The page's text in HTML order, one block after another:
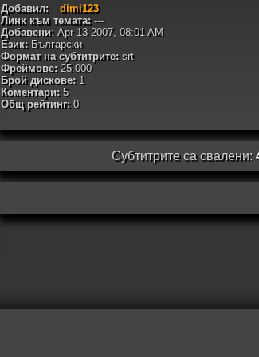
Добавил:
dimi123
Линк към темата:---
Добавени: Apr 13 2007, 08:01 AM
Език:Български
Формат на субтитрите:srt
Фреймове:25.000
Брой дискове:1
Коментари: 5
Общ рейтинг:0
Субтитрите са свалени: